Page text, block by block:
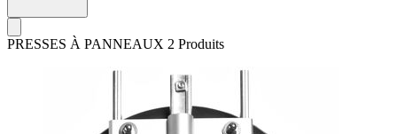
PRESSES À PANNEAUX 2 Produits